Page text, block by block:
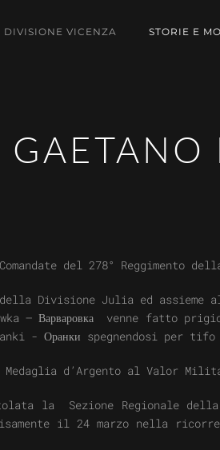
DIVISIONE VICENZA STORIE E
del 278° Reggimento
Divisione Julia ed assieme
– Варваровка venne fatto
- Оранки spegnendosi per tifo
Medaglia d’Argento al Valor
la Sezione Regionale della
il 24 marzo nella